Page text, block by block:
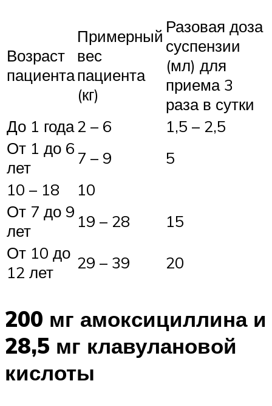
Возраст
пациента
Примерный
вес
пациента
(кг)
Разовая доза
суспензии
(мл) для
приема 3
раза в сутки
До 1 года2 – 6
1,5 – 2,5
От 1 до 6
лет
7 – 9
5
10 – 18
10
От 7 до 9
лет
19 – 28
15
От 10 до
12 лет
29 – 39 20
200 мг амоксициллина и
28,5 мг клавулановой
кислоты